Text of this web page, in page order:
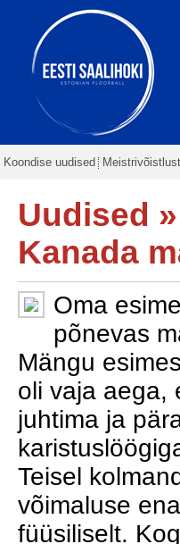
Koondise uudised
Uudised »
Kanada
Oma
põnevas
Mängu
oli vaja aega,
juhtima ja
Teisel
võimaluse
füüsiliselt.